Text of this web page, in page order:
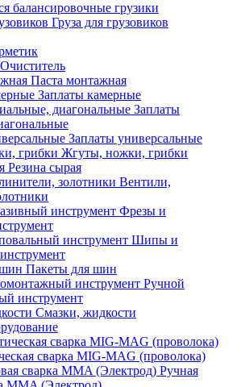
балансировочные грузики
Груза для грузовиков
Очиститель
Паста монтажная
Заплаты камерные
Заплаты
Заплаты универсальные
Жгуты, ножки, грибки
Резина сырая
Вентили,
Фрезы и
Шипы и
Пакеты для шин
Ручной
инструмент
Смазки, жидкости
сварка MIG-MAG (проволока)
Ручная